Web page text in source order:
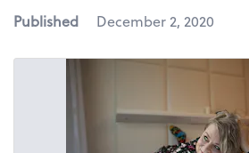
Published December 2, 2020